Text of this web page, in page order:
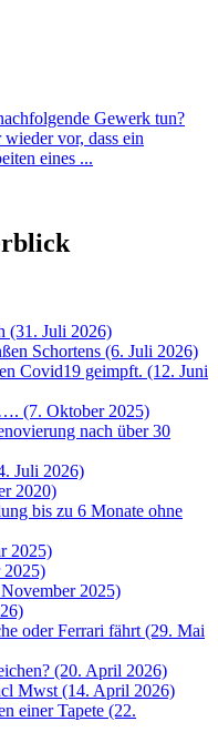
Gewerk tun?
vor, dass ein
eines ...
(31. Juli 2026)
Schortens (6. Juli 2026)
Covid19 geimpft. (12. Juni
(7. Oktober 2025)
nach über 30
Juli 2026)
2020)
bis zu 6 Monate ohne
2025)
2025)
2025)
oder Ferrari fährt (29. Mai
(20. April 2026)
Mwst (14. April 2026)
einer Tapete (22.